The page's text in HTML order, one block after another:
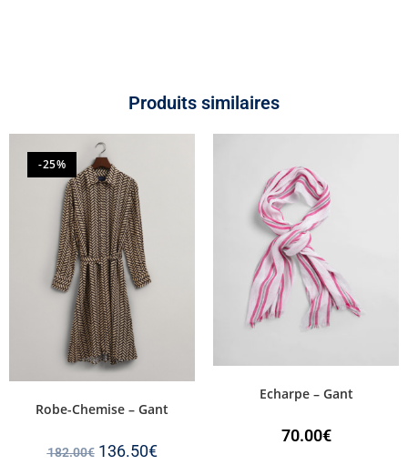
Produits similaires
-25%
Robe-Chemise – Gant
182.00€ 136.50€
Echarpe – Gant
70.00€